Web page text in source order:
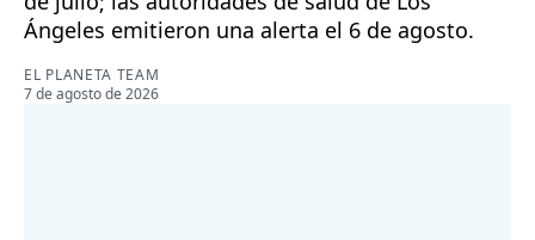
Ángeles emitieron una alerta el 6 de agosto.
EL PLANETA TEAM
7 de agosto de 2026